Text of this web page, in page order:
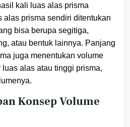
kali luas alas prisma
alas prisma sendiri ditentukan
bisa berupa segitiga,
atau bentuk lainnya. Panjang
juga menentukan volume
alas atau tinggi prisma,
Konsep Volume